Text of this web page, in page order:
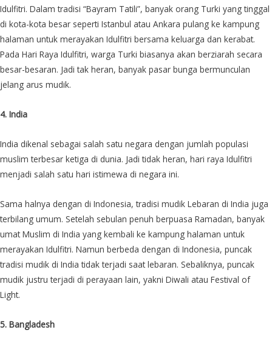
Idulfitri. Dalam tradisi “Bayram Tatili”, banyak orang Turki yang tinggal
di kota-kota besar seperti Istanbul atau Ankara pulang ke kampung
halaman untuk merayakan Idulfitri bersama keluarga dan kerabat.
Pada Hari Raya Idulfitri, warga Turki biasanya akan berziarah secara
besar-besaran. Jadi tak heran, banyak pasar bunga bermunculan
jelang arus mudik.
4. India
India dikenal sebagai salah satu negara dengan jumlah populasi
muslim terbesar ketiga di dunia. Jadi tidak heran, hari raya Idulfitri
menjadi salah satu hari istimewa di negara ini.
Sama halnya dengan di Indonesia, tradisi mudik Lebaran di India juga
terbilang umum. Setelah sebulan penuh berpuasa Ramadan, banyak
umat Muslim di India yang kembali ke kampung halaman untuk
merayakan Idulfitri. Namun berbeda dengan di Indonesia, puncak
tradisi mudik di India tidak terjadi saat lebaran. Sebaliknya, puncak
mudik justru terjadi di perayaan lain, yakni Diwali atau Festival of
Light.
5. Bangladesh